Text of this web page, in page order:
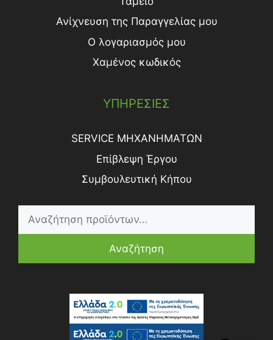
Ανίχνευση της Παραγγελίας μου
Ο λογαριασμός μου
Χαμένος κωδικός
ΥΠΗΡΕΣΙΕΣ
SERVICE ΜΗΧΑΝΗΜΑΤΩΝ
Επίβλεψη Έργου
Συμβουλευτική Κήπου
Αναζήτηση